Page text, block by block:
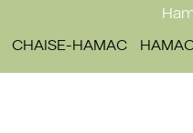
CHAISE-HAMAC